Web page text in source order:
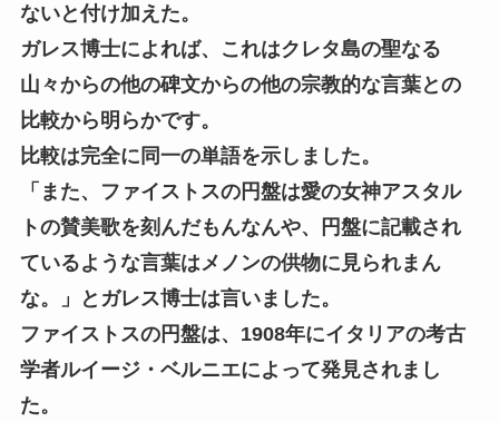
ないと付け加えた。
ガレス博士によれば、これはクレタ島の聖なる
山々からの他の碑文からの他の宗教的な言葉との
比較から明らかです。
比較は完全に同一の単語を示しました。
「また、ファイストスの円盤は愛の女神アスタル
トの賛美歌を刻んだもんなんや、円盤に記載され
ているような言葉はメノンの供物に見られまん
な。」とガレス博士は言いました。
ファイストスの円盤は、1908年にイタリアの考古
学者ルイージ・ベルニエによって発見されまし
た。